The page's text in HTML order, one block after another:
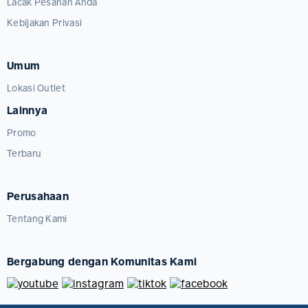
Kebijakan Privasi
Umum
Lokasi Outlet
Lainnya
Promo
Terbaru
Perusahaan
Tentang Kami
Bergabung dengan Komunitas Kami